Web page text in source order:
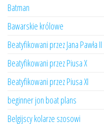
Batman
Bawarskie królowe
Beatyfikowani przez Jana Pawła II
Beatyfikowani przez Piusa X
Beatyfikowani przez Piusa XI
beginner jon boat plans
Belgijscy kolarze szosowi